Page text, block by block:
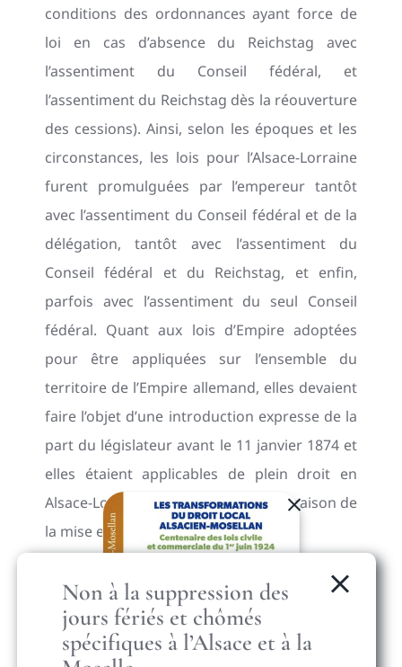
conditions des ordonnances ayant force de
loi en cas d’absence du Reichstag avec
l’assentiment du Conseil fédéral, et
l’assentiment du Reichstag dès la réouverture
des cessions). Ainsi, selon les époques et les
circonstances, les lois pour l’Alsace-Lorraine
furent promulguées par l’empereur tantôt
avec l’assentiment du Conseil fédéral et de la
délégation, tantôt avec l’assentiment du
Conseil fédéral et du Reichstag, et enfin,
parfois avec l’assentiment du seul Conseil
fédéral. Quant aux lois d’Empire adoptées
pour être appliquées sur l’ensemble du
territoire de l’Empire allemand, elles devaient
faire l’objet d’une introduction expresse de la
part du législateur avant le 11 janvier 1874 et
elles étaient applicables de plein droit en
Alsace-Lorraine après cette date, en raison de
la mise en vigueur de la Constitution.
Création d’un Gouvernement
local
Non à la suppression des
jours fériés et chômés
spécifiques à l’Alsace et à la